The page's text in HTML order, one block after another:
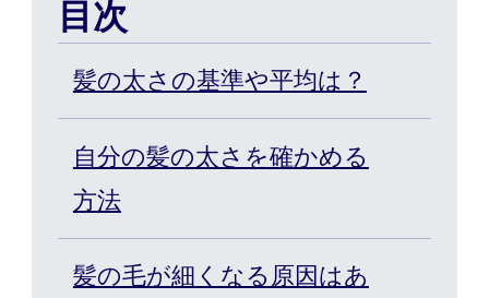
製品・サービスから探す
ウィッグ・サービス
エクステ・サービス
目次
髪の太さの基準や平均は？
自分の髪の太さを確かめる
方法
髪の毛が細くなる原因はあ